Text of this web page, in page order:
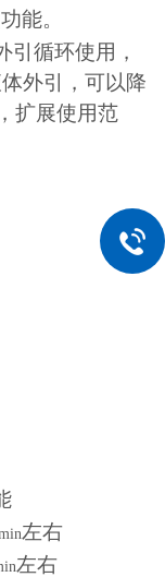
能。
引循环使用，
外引，可以降
扩展使用范
左右
左右